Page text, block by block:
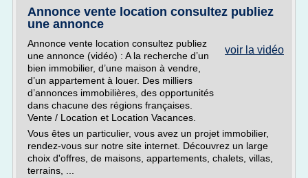
Annonce vente location consultez publiez
une annonce
voir la vidéo
Annonce vente location consultez publiez
une annonce (vidéo) : A la recherche d’un
bien immobilier, d’une maison à vendre,
d’un appartement à louer. Des milliers
d’annonces immobilières, des opportunités
dans chacune des régions françaises.
Vente / Location et Location Vacances.
Vous êtes un particulier, vous avez un projet immobilier,
rendez-vous sur notre site internet. Découvrez un large
choix d'offres, de maisons, appartements, chalets, villas,
terrains, ...